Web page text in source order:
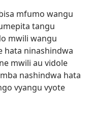
mfumo wangu
tangu
mwili wangu
hata ninashindwa
mwili au vidole
nashindwa hata
vyangu vyote